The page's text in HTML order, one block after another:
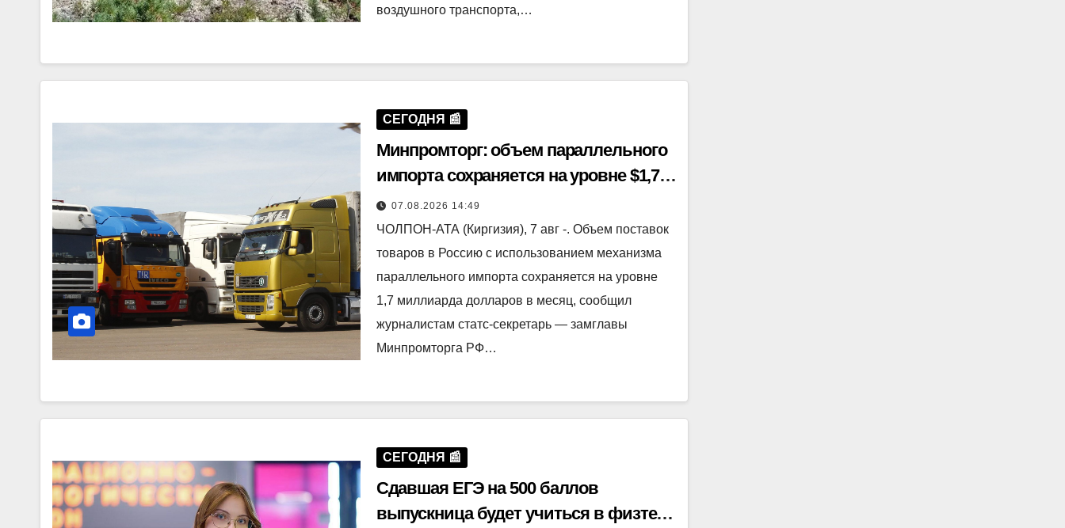
воздушного транспорта,…
СЕГОДНЯ 📰
Минпромторг: объем параллельного
импорта сохраняется на уровне $1,7
млрд в месяц
07.08.2026 14:49
ЧОЛПОН-АТА (Киргизия), 7 авг -. Объем поставок
товаров в Россию с использованием механизма
параллельного импорта сохраняется на уровне
1,7 миллиарда долларов в месяц, сообщил
журналистам статс-секретарь — замглавы
Минпромторга РФ…
СЕГОДНЯ 📰
Сдавшая ЕГЭ на 500 баллов
выпускница будет учиться в физтех-